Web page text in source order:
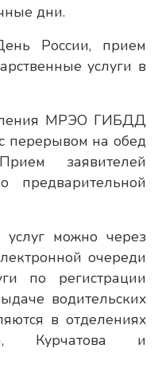
дни.
России, прием
услуги в
МРЭО ГИБДД
перерывом на обед
заявителей
предварительной
услуг можно через
очереди
по регистрации
водительских
в отделениях
Курчатова и